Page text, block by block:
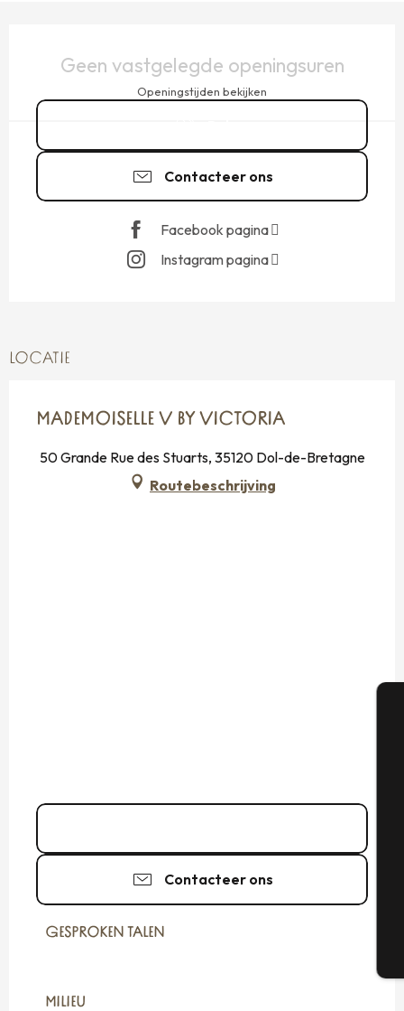
Geen vastgelegde openingsuren
Openingstijden bekijken
Contacteer ons
Facebook pagina
Instagram pagina
LOCATIE
MADEMOISELLE V BY VICTORIA
50 Grande Rue des Stuarts, 35120 Dol-de-Bretagne
Routebeschrijving
Contacteer ons
GESPROKEN TALEN
GESPROKEN TALEN
MILIEU
MILIEU